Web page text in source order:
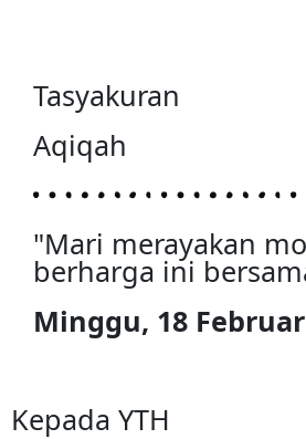
Tasyakuran
Aqiqah
"Mari merayakan
berharga ini
Minggu, 18
Kepada YTH